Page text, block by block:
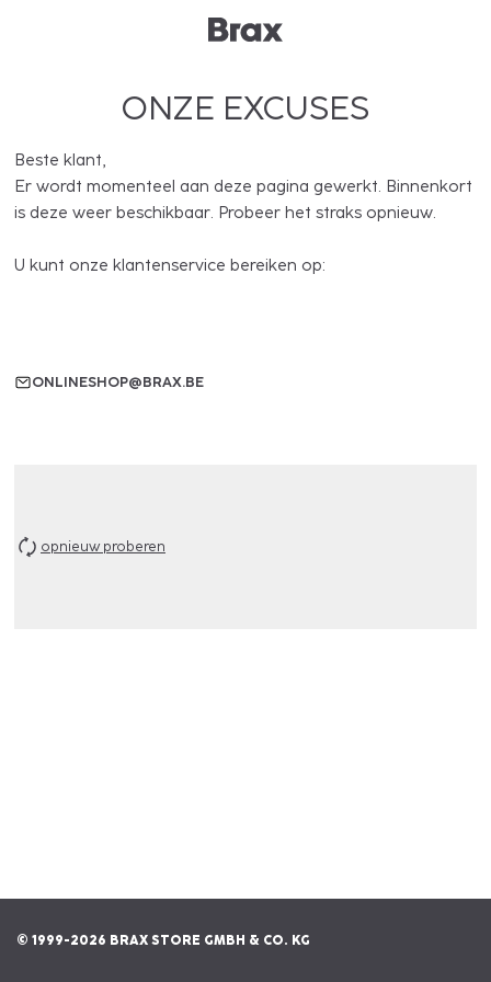
ONZE EXCUSES
Beste klant,
Er wordt momenteel aan deze pagina gewerkt. Binnenkort
is deze weer beschikbaar. Probeer het straks opnieuw.
U kunt onze klantenservice bereiken op:
ONLINESHOP@BRAX.BE
opnieuw proberen
© 1999-2026 BRAX STORE GMBH & CO. KG